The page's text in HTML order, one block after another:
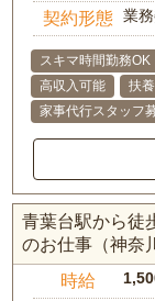
契約形態 業
スキマ時間勤務OK
高収入可能
扶
家事代行スタッフ
青葉台駅から徒
のお仕事（神奈
時給